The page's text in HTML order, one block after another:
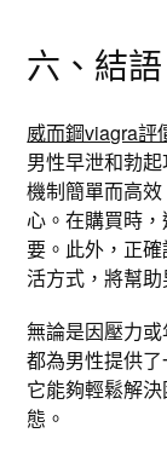
六、結語
威而鋼viagra評
男性早泄和勃
機制簡單而高
心。在購買時
要。此外，正
活方式，將幫
無論是因壓力
都為男性提供
它能夠輕鬆解
態。